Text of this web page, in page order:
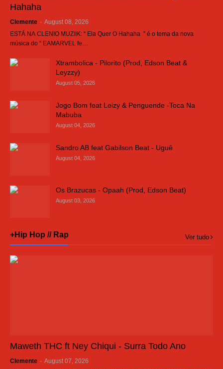
Hahaha
Clemente - August 08, 2026
ESTÁ NA CLENIO MUZIIK: “ Ela Quer O Hahaha ” é o tema da nova
música do “ EAMARVEL fe…
Xtrambolica - Pilorito (Prod, Edson Beat &
Leyzzy)
August 05, 2026
Jogo Bom feat Leizy & Penguende -Toca Na
Mabuba
August 04, 2026
Sandro AB feat Gabilson Beat - Uguê
August 04, 2026
Os Brazucas - Opaah (Prod, Edson Beat)
August 03, 2026
+Hip Hop // Rap Ver tudo
Maweth THC ft Ney Chiqui - Surra Todo Ano
Clemente - August 07, 2026